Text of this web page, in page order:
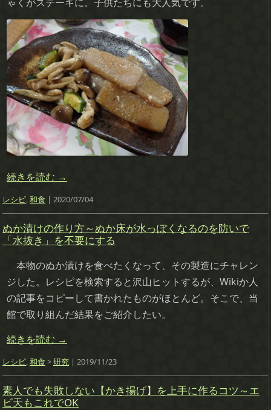
続きを読む →
レシピ,和食 | 2020/07/04
ぬか漬けの作り方～ぬか床が水っぽくなるのを防いで
「水抜き」を不要にする
本物のぬか漬けを食べたくなって、その製造にチャレン
ジした。レシピを検索すると沢山ヒットするが、Wikiか人
の記事をコピーして書かれたものがほとんど。そこで、当
館で取り組んだ結果をご紹介したい。
続きを読む →
レシピ,和食 >研究 | 2019/11/23
素人でも失敗しない【かき揚げ】を上手に作るコツ～エ
ビ天もこれでOK